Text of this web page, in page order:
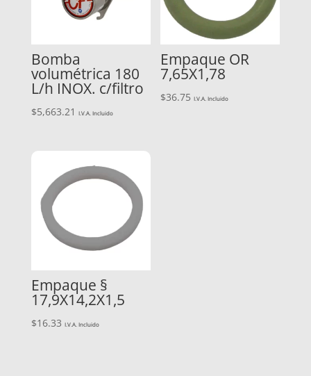
Bomba
volumétrica 180
L/h INOX. c/filtro
$5,663.21 I.V.A. Incluido
Empaque OR
7,65X1,78
$36.75 I.V.A. Incluido
Empaque §
17,9X14,2X1,5
$16.33 I.V.A. Incluido